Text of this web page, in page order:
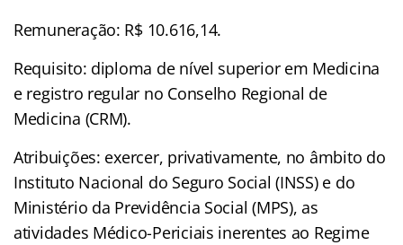
Remuneração: R$ 10.616,14.
Requisito: diploma de nível superior em Medicina
e registro regular no Conselho Regional de
Medicina (CRM).
Atribuições: exercer, privativamente, no âmbito do
Instituto Nacional do Seguro Social (INSS) e do
Ministério da Previdência Social (MPS), as
atividades Médico-Periciais inerentes ao Regime